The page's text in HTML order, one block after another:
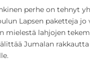
perhe on tehnyt
Lapsen paketteja jo
mielestä lahjojen
Jumalan rakkautta